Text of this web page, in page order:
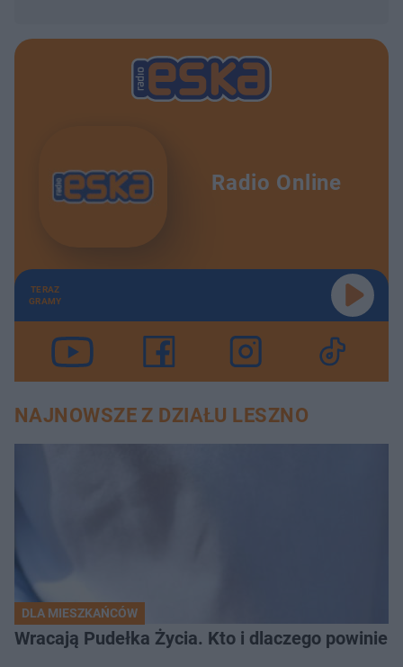
Radio Online
TERAZ
GRAMY
NAJNOWSZE Z DZIAŁU LESZNO
DLA MIESZKAŃCÓW
Wracają Pudełka Życia. Kto i dlaczego powinien